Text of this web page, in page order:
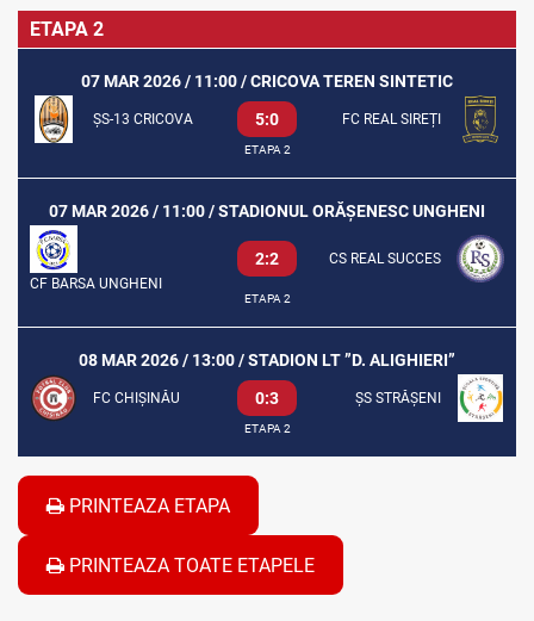
ETAPA 2
07 MAR 2026 / 11:00 / CRICOVA TEREN SINTETIC
ȘS-13 CRICOVA 5:0 FC REAL SIREȚI
ETAPA 2
07 MAR 2026 / 11:00 / STADIONUL ORĂȘENESC UNGHENI
CF BARSA UNGHENI
2:2 CS REAL SUCCES
ETAPA 2
08 MAR 2026 / 13:00 / STADION LT ”D. ALIGHIERI”
FC CHIȘINĂU 0:3 ȘS STRĂȘENI
ETAPA 2
PRINTEAZA ETAPA
PRINTEAZA TOATE ETAPELE